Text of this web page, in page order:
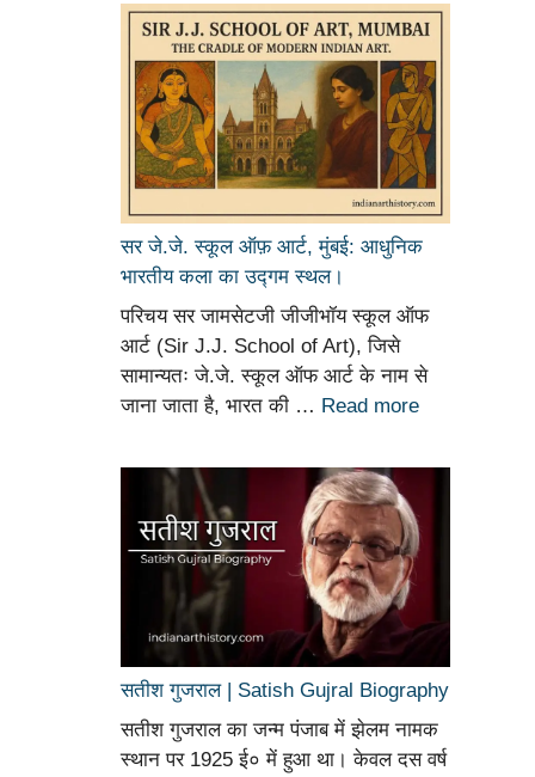
सर जे.जे. स्कूल ऑफ़ आर्ट, मुंबई: आधुनिक
भारतीय कला का उद्गम स्थल।
परिचय सर जामसेटजी जीजीभॉय स्कूल ऑफ
आर्ट (Sir J.J. School of Art), जिसे
सामान्यतः जे.जे. स्कूल ऑफ आर्ट के नाम से
जाना जाता है, भारत की … Read more
सतीश गुजराल | Satish Gujral Biography
सतीश गुजराल का जन्म पंजाब में झेलम नामक
स्थान पर 1925 ई० में हुआ था। केवल दस वर्ष